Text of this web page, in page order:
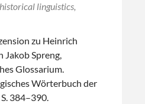
linguistics,
zu Heinrich
Jakob Spreng,
Glossarium.
Wörterbuch der
384–390.